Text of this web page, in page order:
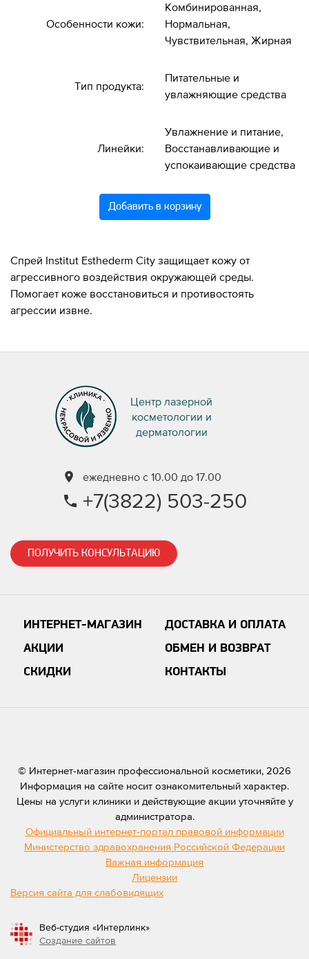
Особенности кожи:
Комбинированная,
Нормальная,
Чувствительная, Жирная
Тип продукта:
Питательные и
увлажняющие средства
Линейки:
Увлажнение и питание,
Восстанавливающие и
успокаивающие средства
Добавить в корзину
Спрей Institut Esthederm City защищает кожу от
агрессивного воздействия окружающей среды.
Помогает коже восстановиться и противостоять
агрессии извне.
Центр лазерной
косметологии и
дерматологии
ежедневно с 10.00 до 17.00
+7(3822) 503-250
ИНТЕРНЕТ-МАГАЗИН
АКЦИИ
СКИДКИ
ДОСТАВКА И ОПЛАТА
ОБМЕН И ВОЗВРАТ
КОНТАКТЫ
ПОЛУЧИТЬ КОНСУЛЬТАЦИЮ
© Интернет-магазин профессиональной косметики, 2026
Информация на сайте носит ознакомительный характер.
Цены на услуги клиники и действующие акции уточняйте у
администратора.
Официальный интернет-портал правовой информации
Министерство здравохранения Российской Федерации
Важная информация
Лицензии
Версия сайта для слабовидящих
Веб-студия «Интерлинк»
Создание сайтов